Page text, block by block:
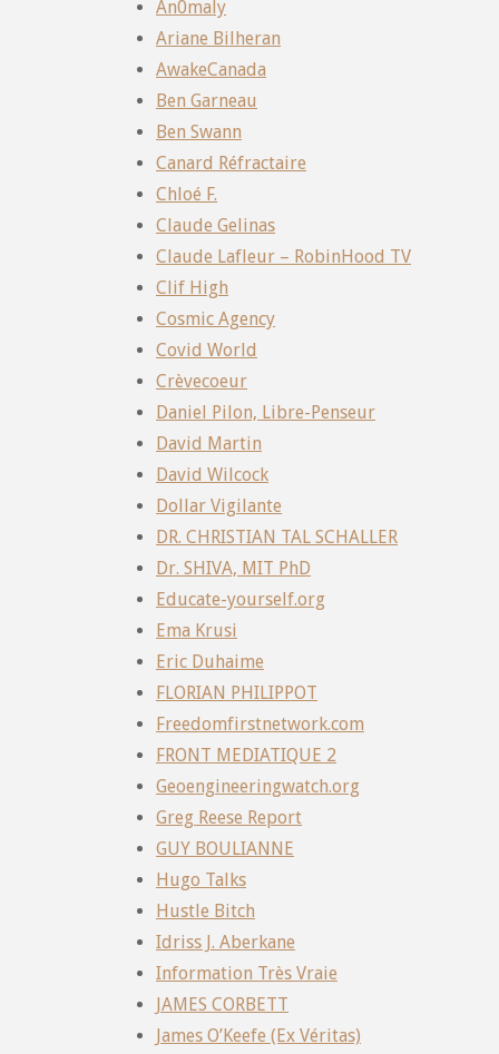
An0maly
Ariane Bilheran
AwakeCanada
Ben Garneau
Ben Swann
Canard Réfractaire
Chloé F.
Claude Gelinas
Claude Lafleur – RobinHood TV
Clif High
Cosmic Agency
Covid World
Crèvecoeur
Daniel Pilon, Libre-Penseur
David Martin
David Wilcock
Dollar Vigilante
DR. CHRISTIAN TAL SCHALLER
Dr. SHIVA, MIT PhD
Educate-yourself.org
Ema Krusi
Eric Duhaime
FLORIAN PHILIPPOT
Freedomfirstnetwork.com
FRONT MEDIATIQUE 2
Geoengineeringwatch.org
Greg Reese Report
GUY BOULIANNE
Hugo Talks
Hustle Bitch
Idriss J. Aberkane
Information Très Vraie
JAMES CORBETT
James O’Keefe (Ex Véritas)